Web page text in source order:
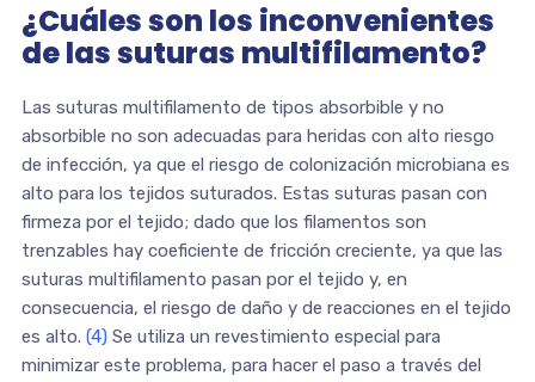
¿Cuáles son los inconvenientes
de las suturas multifilamento?
Las suturas multifilamento de tipos absorbible y no
absorbible no son adecuadas para heridas con alto riesgo
de infección, ya que el riesgo de colonización microbiana es
alto para los tejidos suturados. Estas suturas pasan con
firmeza por el tejido; dado que los filamentos son
trenzables hay coeficiente de fricción creciente, ya que las
suturas multifilamento pasan por el tejido y, en
consecuencia, el riesgo de daño y de reacciones en el tejido
es alto. (4) Se utiliza un revestimiento especial para
minimizar este problema, para hacer el paso a través del